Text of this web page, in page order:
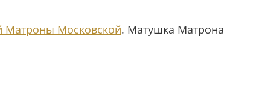
Матроны Московской. Матушка Матрона